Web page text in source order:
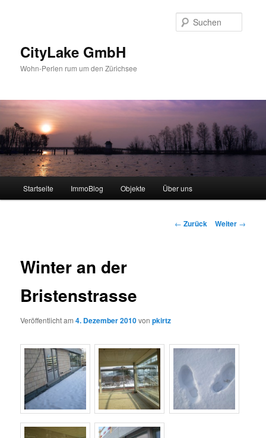
CityLake GmbH
Wohn-Perlen rum um den Zürichsee
Startseite ImmoBlog Objekte Über uns
Beitrags-
← Zurück Weiter →
Winter an der
Bristenstrasse
Veröffentlicht am4. Dezember 2010vonpkirtz